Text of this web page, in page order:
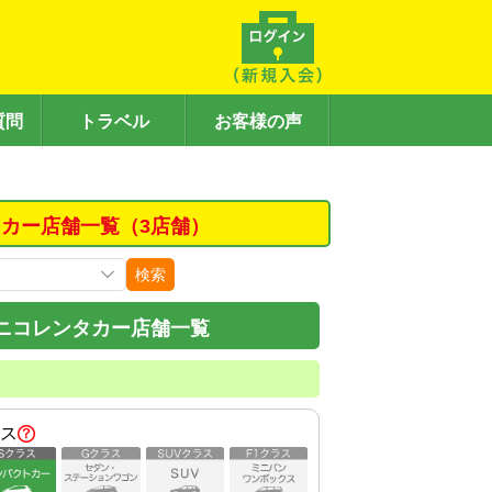
問 トラベル お客様の声
ー店舗一覧（3店舗）
検索
コレンタカー店舗一覧